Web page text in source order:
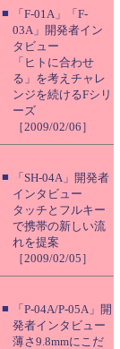
■
「F-01A」「F-
03A」開発者イン
タビュー
「ヒトに合わせ
る」を考えチャレ
ンジを続けるFシリ
ーズ
［2009/02/06］
■
「SH-04A」開発者
インタビュー
タッチとフルキー
で携帯の新しい流
れを提案
［2009/02/05］
■
「P-04A/P-05A」開
発者インタビュー
薄さ9.8mmにこだ